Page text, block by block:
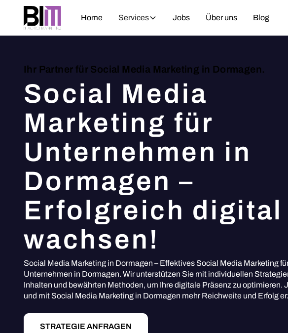
Home Services Jobs Über uns Blog
Ihr Partner für Social Media Marketing in Dormagen.
Social Media
Marketing für
Unternehmen in
Dormagen –
Erfolgreich digital
wachsen!
Social Media Marketing in Dormagen – Effektives Social Media Marketing
Unternehmen in Dormagen. Wir unterstützen Sie mit individuellen
Inhalten und bewährten Methoden, um Ihre digitale Präsenz zu optimieren.
und mit Social Media Marketing in Dormagen mehr Reichweite und Erfolg
STRATEGIE ANFRAGEN